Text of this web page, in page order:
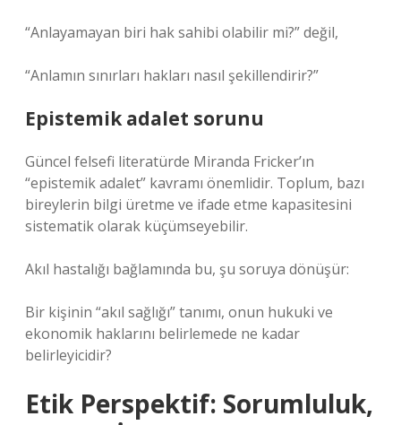
“Anlayamayan biri hak sahibi olabilir mi?” değil,
“Anlamın sınırları hakları nasıl şekillendirir?”
Epistemik adalet sorunu
Güncel felsefi literatürde Miranda Fricker’ın
“epistemik adalet” kavramı önemlidir. Toplum, bazı
bireylerin bilgi üretme ve ifade etme kapasitesini
sistematik olarak küçümseyebilir.
Akıl hastalığı bağlamında bu, şu soruya dönüşür:
Bir kişinin “akıl sağlığı” tanımı, onun hukuki ve
ekonomik haklarını belirlemede ne kadar
belirleyicidir?
Etik Perspektif: Sorumluluk,